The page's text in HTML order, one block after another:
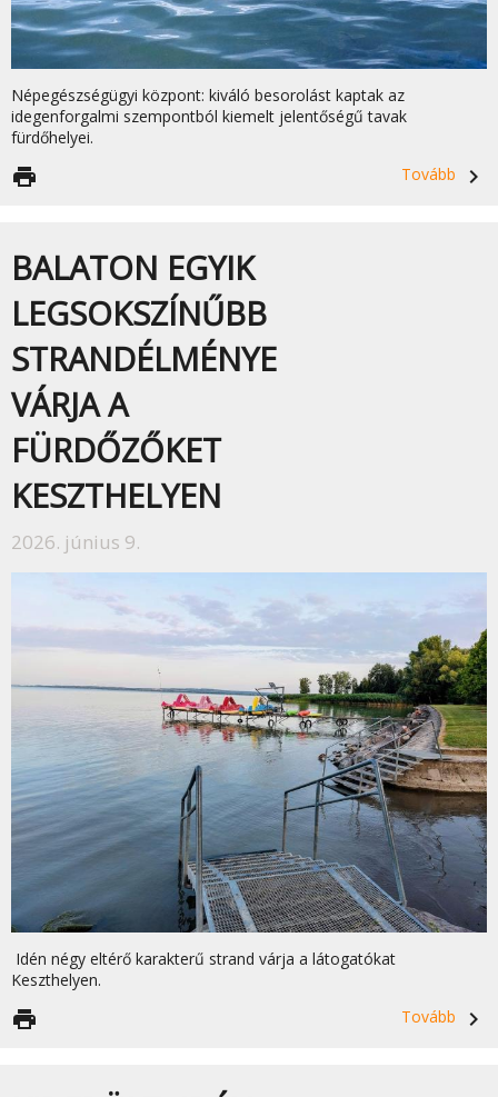
Népegészségügyi központ: kiváló besorolást kaptak az
idegenforgalmi szempontból kiemelt jelentőségű tavak
fürdőhelyei.
Tovább
navigate_next
print
BALATON EGYIK
LEGSOKSZÍNŰBB
STRANDÉLMÉNYE
VÁRJA A
FÜRDŐZŐKET
KESZTHELYEN
2026. június 9.
Idén négy eltérő karakterű strand várja a látogatókat
Keszthelyen.
Tovább
navigate_next
print